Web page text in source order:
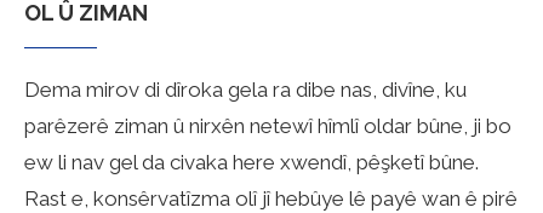
OL Û ZIMAN
Dema mirov di dîroka gela ra dibe nas, divîne, ku
parêzerê ziman û nirxên netewî hîmlî oldar bûne, ji bo
ew li nav gel da civaka here xwendî, pêşketî bûne.
Rast e, konsêrvatîzma olî jî hebûye lê payê wan ê pirê